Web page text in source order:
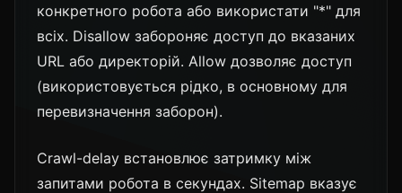
конкретного робота або використати "*" для
всіх. Disallow забороняє доступ до вказаних
URL або директорій. Allow дозволяє доступ
(використовується рідко, в основному для
перевизначення заборон).
Crawl-delay встановлює затримку між
запитами робота в секундах. Sitemap вказує